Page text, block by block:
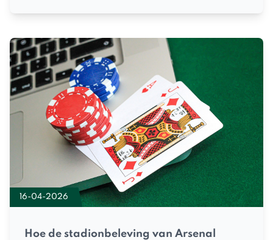
16-04-2026
Hoe de stadionbeleving van Arsenal